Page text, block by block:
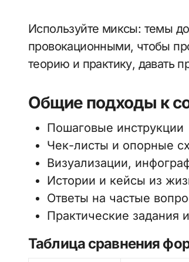
Используйте миксы: темы
провокационными, чтобы
теорию и практику, давать
Общие подходы к
Пошаговые инструкции
Чек-листы и опорные
Визуализации,
Истории и кейсы из
Ответы на частые
Практические задания
Таблица сравнения